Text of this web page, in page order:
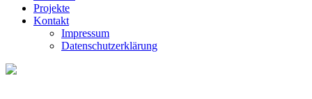
Projekte
Kontakt
Impressum
Datenschutzerklärung